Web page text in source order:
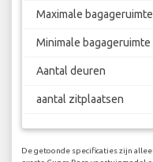
Maximale bagageruimte
Minimale bagageruimte
Aantal deuren
aantal zitplaatsen
De getoonde specificaties zijn